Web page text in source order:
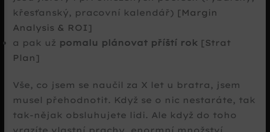
křesťanský, pracovní kalendář) [Margin
Analysis & ROI]
a pak už pomalu plánovat příští rok [Strat
Plan]
Vše, co jsem se naučil za X let u bratra, jsem
musel přehodnotit. Když se o nic nestaráte, tak
tak-nějak obsluhujete lidi. Ale když do toho